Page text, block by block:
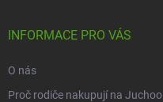
INFORMACE PRO VÁS
O nás
Proč rodiče nakupují na Juchoo